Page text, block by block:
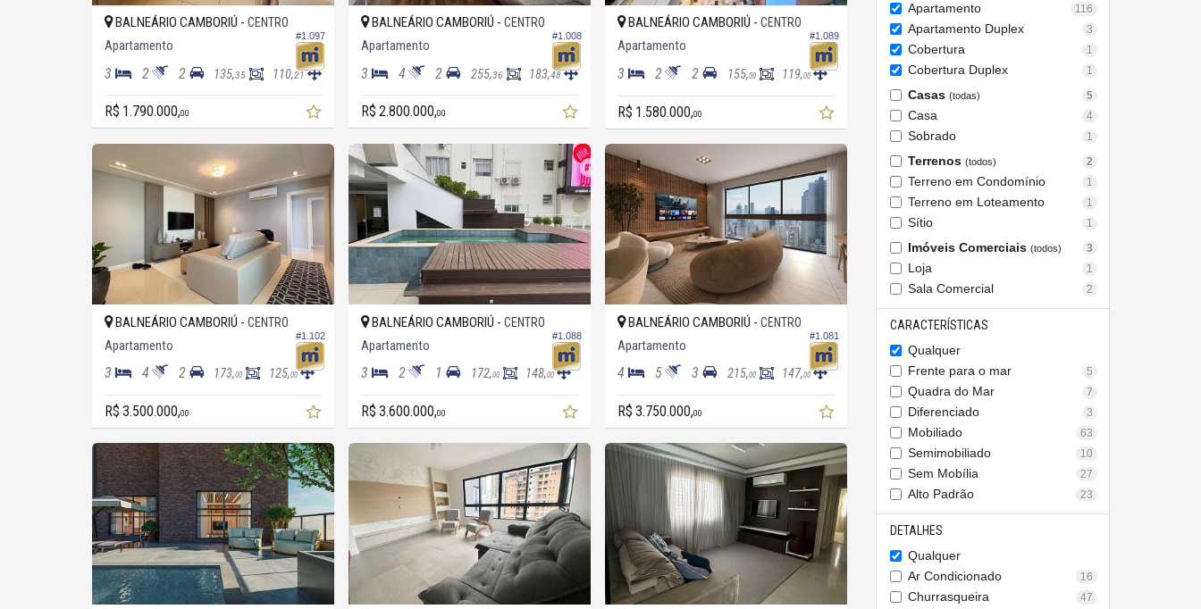
Apartamento 116
Apartamento Duplex 3
Cobertura 1
Cobertura Duplex 1
Casas (todas) 5
Casa 4
Sobrado 1
Terrenos (todos) 2
Terreno em Condomínio 1
Terreno em Loteamento 1
Sítio 1
Imóveis Comerciais (todos) 3
Loja 1
Sala Comercial 2
CARACTERÍSTICAS
Qualquer
Frente para o mar
5
Quadra do Mar 7
Diferenciado 3
Mobiliado 63
Semimobiliado 10
Sem Mobília 27
Alto Padrão 23
DETALHES
Qualquer
Ar Condicionado
16
Churrasqueira 47
#1.097
BALNEÁRIO CAMBORIÚ - CENTRO
Apartamento
3 2 2 135,35 110,21
R$ 1.790.000,00
#1.008
BALNEÁRIO CAMBORIÚ -CENTRO
Apartamento
3 4 2 255,36 183,48
R$ 2.800.000,00
#1.089
BALNEÁRIO CAMBORIÚ -CENTRO
Apartamento
3 2 2 155,00 119,00
R$ 1.580.000,00
#1.102
BALNEÁRIO CAMBORIÚ - CENTRO
Apartamento
3 4 2 173,00 125,00
R$ 3.500.000,00
#1.088
BALNEÁRIO CAMBORIÚ -CENTRO
Apartamento
3 2 1 172,00 148,00
R$ 3.600.000,00
#1.081
BALNEÁRIO CAMBORIÚ -CENTRO
Apartamento
4 5 3 215,00 147,00
R$ 3.750.000,00